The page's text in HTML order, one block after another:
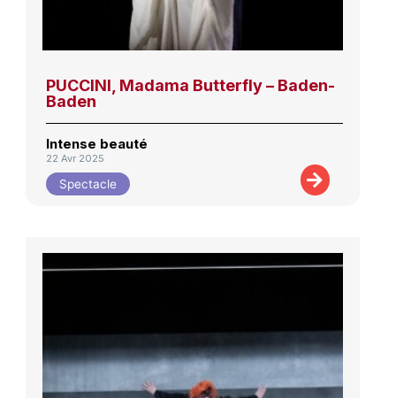
PUCCINI, Madama Butterfly – Baden-
Baden
Intense beauté
22 Avr 2025
Spectacle